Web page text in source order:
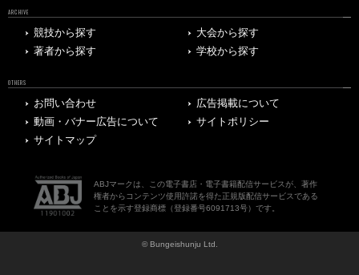
ARCHIVE
競技から探す
大会から探す
著者から探す
学校から探す
OTHERS
お問い合わせ
広告掲載について
動画・バナー広告について
サイトポリシー
サイトマップ
ABJマークは、この電子書店・電子書籍配信サービスが、著作
権者からコンテンツ使用許諾を得た正規版配信サービスである
ことを示す登録商標（登録番号6091713号）です。
© Bungeishunju Ltd.